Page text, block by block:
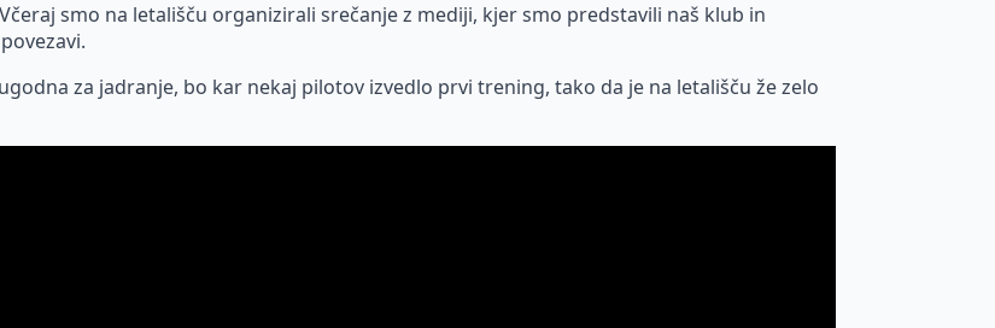
smo na letališču organizirali srečanje z mediji, kjer smo predstavili naš klub in
za jadranje, bo kar nekaj pilotov izvedlo prvi trening, tako da je na letališču že zelo